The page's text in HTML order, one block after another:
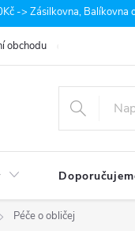
-> Zásilkovna, Balíkovna
obchodu Podmínky
Péče o obličej